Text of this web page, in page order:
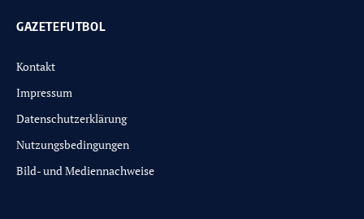
GAZETEFUTBOL
Kontakt
Impressum
Datenschutzerklärung
Nutzungsbedingungen
Bild- und Mediennachweise